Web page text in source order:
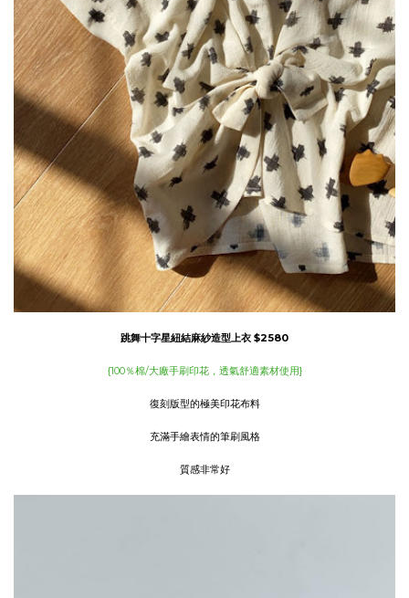
跳舞十字星紐結麻紗造型上衣 $2580
{100％棉/大廠手刷印花，透氣舒適素材使用}
復刻版型的極美印花布料
充滿手繪表情的筆刷風格
質感非常好